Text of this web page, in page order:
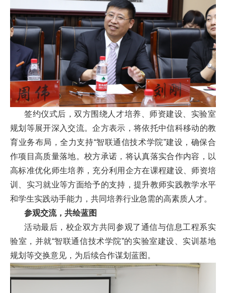
签约仪式后，双方围绕人才培养、师资建设、实验室
规划等展开深入交流。企方表示，将依托中信科移动的教
育业务布局，全力支持“智联通信技术学院”建设，确保合
作项目高质量落地。校方承诺，将认真落实合作内容，以
高标准优化师生培养，充分利用企方在课程建设、师资培
训、实习就业等方面给予的支持，提升教师实践教学水平
和学生实践动手能力，共同培养行业急需的高素质人才。
参观交流，共绘蓝图
活动最后，校企双方共同参观了通信与信息工程系实
验室，并就“智联通信技术学院”的实验室建设、实训基地
规划等交换意见，为后续合作谋划蓝图。